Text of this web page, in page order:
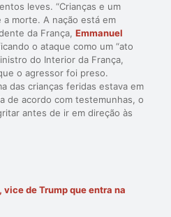
leves. “Crianças e um
morte. A nação está em
da França, Emmanuel
o ataque como um “ato
do Interior da França,
o agressor foi preso.
das crianças feridas estava em
de acordo com testemunhas, o
antes de ir em direção às
de Trump que entra na